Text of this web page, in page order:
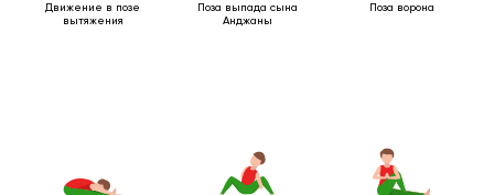
Движение в позе
вытяжения
Поза выпада сына
Анджаны
Поза ворона